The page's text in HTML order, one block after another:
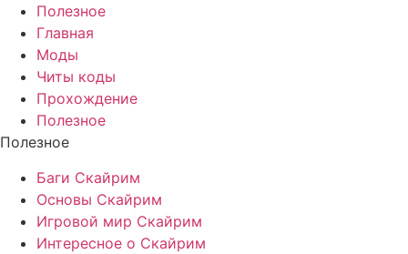
Полезное
Главная
Моды
Читы коды
Прохождение
Полезное
Полезное
Баги Скайрим
Основы Скайрим
Игровой мир Скайрим
Интересное о Скайрим